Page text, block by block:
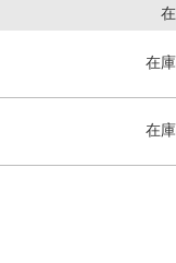
在
在